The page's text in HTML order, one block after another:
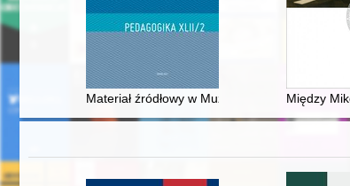
Materiał źródłowy w Muzeum Okręgowym w
Między